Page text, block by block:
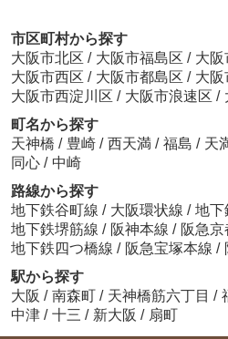
市区町村から探す
大阪市北区 / 大阪市福島区 / 大阪
大阪市西区 / 大阪市都島区 / 大阪
大阪市西淀川区 / 大阪市浪速区 /
町名から探す
天神橋 / 豊崎 / 西天満 / 福島 / 天
同心 / 中崎
路線から探す
地下鉄谷町線 / 大阪環状線 / 地下
地下鉄堺筋線 / 阪神本線 / 阪急
地下鉄四つ橋線 / 阪急宝塚本線 /
駅から探す
大阪 / 南森町 / 天神橋筋六丁目 /
中津 / 十三 / 新大阪 / 扇町